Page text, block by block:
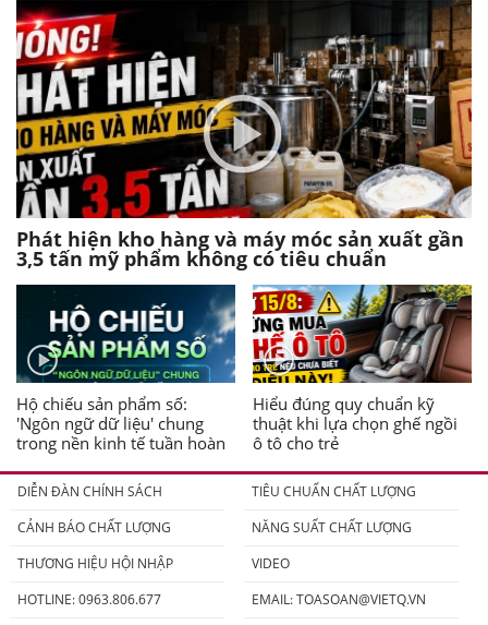
Phát hiện kho hàng và máy móc sản xuất gần
3,5 tấn mỹ phẩm không có tiêu chuẩn
Hộ chiếu sản phẩm số:
'Ngôn ngữ dữ liệu' chung
trong nền kinh tế tuần hoàn
Hiểu đúng quy chuẩn kỹ
thuật khi lựa chọn ghế ngồi
ô tô cho trẻ
DIỄN ĐÀN CHÍNH SÁCH
TIÊU CHUẨN CHẤT LƯỢNG
CẢNH BÁO CHẤT LƯỢNG
NĂNG SUẤT CHẤT LƯỢNG
THƯƠNG HIỆU HỘI NHẬP
VIDEO
HOTLINE: 0963.806.677
EMAIL:TOASOAN@VIETQ.VN